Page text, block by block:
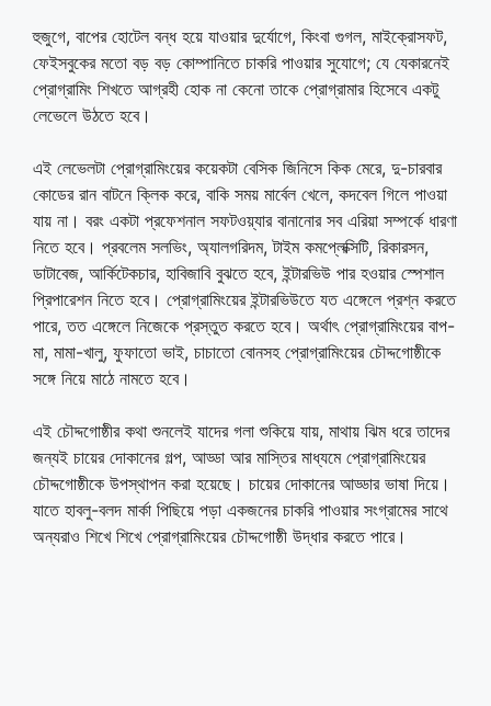
হুজুগে, বাপের হোটেল বন্ধ হয়ে যাওয়ার দুর্যোগে, কিংবা গুগল, মাইক্রোসফট,
ফেইসবুকের মতো বড় বড় কোম্পানিতে চাকরি পাওয়ার সুযোগে; যে যেকারনেই
প্রোগ্রামিং শিখতে আগ্রহী হোক না কেনো তাকে প্রোগ্রামার হিসেবে একটু
লেভেলে উঠতে হবে।
এই লেভেলটা প্রোগ্রামিংয়ের কয়েকটা বেসিক জিনিসে কিক মেরে, দু-চারবার
কোডের রান বাটনে ক্লিক করে, বাকি সময় মার্বেল খেলে, কদবেল গিলে পাওয়া
যায় না। বরং একটা প্রফেশনাল সফটওয়্যার বানানোর সব এরিয়া সম্পর্কে ধারণা
নিতে হবে। প্রবলেম সলভিং, অ্যালগরিদম, টাইম কমপ্লেক্সিটি, রিকারসন,
ডাটাবেজ, আর্কিটেকচার, হাবিজাবি বুঝতে হবে, ইন্টারভিউ পার হওয়ার স্পেশাল
প্রিপারেশন নিতে হবে। প্রোগ্রামিংয়ের ইন্টারভিউতে যত এঙ্গেলে প্রশ্ন করতে
পারে, তত এঙ্গেলে নিজেকে প্রস্তুত করতে হবে। অর্থাৎ প্রোগ্রামিংয়ের বাপ-
মা, মামা-খালু, ফুফাতো ভাই, চাচাতো বোনসহ প্রোগ্রামিংয়ের চৌদ্দগোষ্ঠীকে
সঙ্গে নিয়ে মাঠে নামতে হবে।
এই চৌদ্দগোষ্ঠীর কথা শুনলেই যাদের গলা শুকিয়ে যায়, মাথায় ঝিম ধরে তাদের
জন্যই চায়ের দোকানের গল্প, আড্ডা আর মাস্তির মাধ্যমে প্রোগ্রামিংয়ের
চৌদ্দগোষ্ঠীকে উপস্থাপন করা হয়েছে। চায়ের দোকানের আড্ডার ভাষা দিয়ে।
যাতে হাবলু-বলদ মার্কা পিছিয়ে পড়া একজনের চাকরি পাওয়ার সংগ্রামের সাথে
অন্যরাও শিখে শিখে প্রোগ্রামিংয়ের চৌদ্দগোষ্ঠী উদ্ধার করতে পারে।